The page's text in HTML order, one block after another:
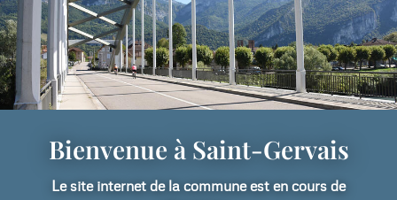
Bienvenue à Saint-Gervais
Le site internet de la commune est en cours de